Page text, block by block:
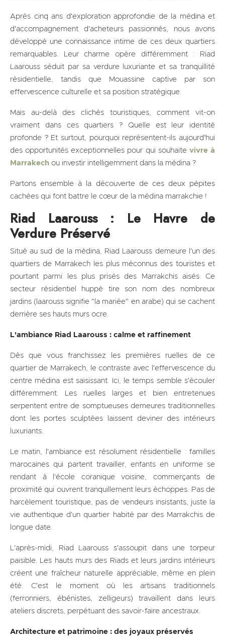
Après cinq ans d'exploration approfondie de la médina et
d'accompagnement d'acheteurs passionnés, nous avons
développé une connaissance intime de ces deux quartiers
remarquables. Leur charme opère différemment : Riad
Laarouss séduit par sa verdure luxuriante et sa tranquillité
résidentielle, tandis que Mouassine captive par son
effervescence culturelle et sa position stratégique.
Mais au-delà des clichés touristiques, comment vit-on
vraiment dans ces quartiers ? Quelle est leur identité
profonde ? Et surtout, pourquoi représentent-ils aujourd'hui
des opportunités exceptionnelles pour qui souhaite vivre à
Marrakech ou investir intelligemment dans la médina ?
Partons ensemble à la découverte de ces deux pépites
cachées qui font battre le cœur de la médina marrakchie !
Riad Laarouss : Le Havre de
Verdure Préservé
Situé au sud de la médina, Riad Laarouss demeure l'un des
quartiers de Marrakech les plus méconnus des touristes et
pourtant parmi les plus prisés des Marrakchis aisés. Ce
secteur résidentiel huppé tire son nom des nombreux
jardins (laarouss signifie "la mariée" en arabe) qui se cachent
derrière ses hauts murs ocre.
L'ambiance Riad Laarouss : calme et raffinement
Dès que vous franchissez les premières ruelles de ce
quartier de Marrakech, le contraste avec l'effervescence du
centre médina est saisissant. Ici, le temps semble s'écouler
différemment. Les ruelles larges et bien entretenues
serpentent entre de somptueuses demeures traditionnelles
dont les portes sculptées laissent deviner des intérieurs
luxuriants.
Le matin, l'ambiance est résolument résidentielle : familles
marocaines qui partent travailler, enfants en uniforme se
rendant à l'école coranique voisine, commerçants de
proximité qui ouvrent tranquillement leurs échoppes. Pas de
harcèlement touristique, pas de vendeurs insistants, juste la
vie authentique d'un quartier habité par des Marrakchis de
longue date.
L'après-midi, Riad Laarouss s'assoupit dans une torpeur
paisible. Les hauts murs des Riads et leurs jardins intérieurs
créent une fraîcheur naturelle appréciable, même en plein
été. C'est le moment où les artisans traditionnels
(ferronniers, ébénistes, zelligeurs) travaillent dans leurs
ateliers discrets, perpétuant des savoir-faire ancestraux.
Architecture et patrimoine : des joyaux préservés